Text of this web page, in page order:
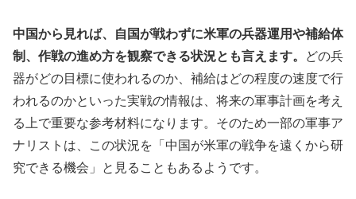
中国から見れば、自国が戦わずに米軍の兵器運用や補給体
制、作戦の進め方を観察できる状況とも言えます。
どの兵
器がどの目標に使われるのか、補給はどの程度の速度で行
われるのかといった実戦の情報は、将来の軍事計画を考え
る上で重要な参考材料になります。そのため一部の軍事ア
ナリストは、この状況を「中国が米軍の戦争を遠くから研
究できる機会」と見ることもあるようです。